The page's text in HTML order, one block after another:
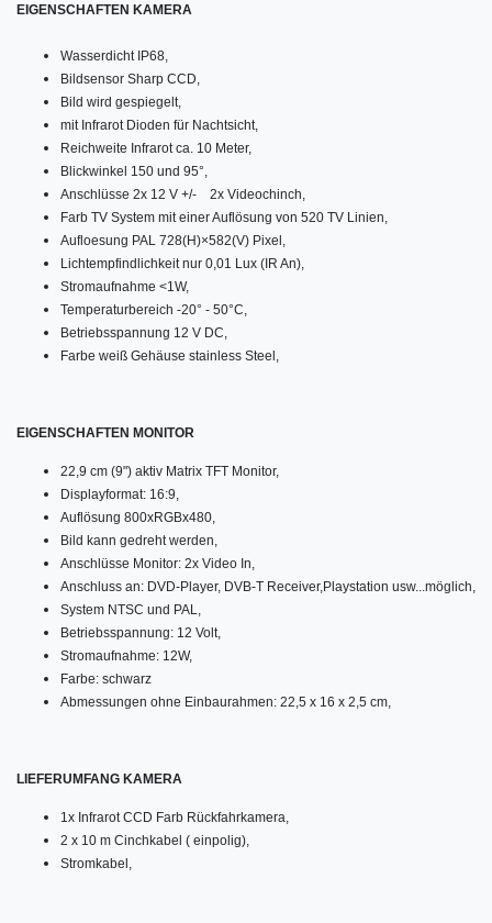
EIGENSCHAFTEN KAMERA
Wasserdicht IP68,
Bildsensor Sharp CCD,
Bild wird gespiegelt,
mit Infrarot Dioden für Nachtsicht,
Reichweite Infrarot ca. 10 Meter,
Blickwinkel 150 und 95°,
Anschlüsse 2x 12 V +/- 2x Videochinch,
Farb TV System mit einer Auflösung von 520 TV Linien,
Aufloesung PAL 728(H)×582(V) Pixel,
Lichtempfindlichkeit nur 0,01 Lux (IR An),
Stromaufnahme <1W,
Temperaturbereich -20° - 50°C,
Betriebsspannung 12 V DC,
Farbe weiß Gehäuse stainless Steel,
EIGENSCHAFTEN MONITOR
22,9 cm (9") aktiv Matrix TFT Monitor,
Displayformat: 16:9,
Auflösung 800xRGBx480,
Bild kann gedreht werden,
Anschlüsse Monitor: 2x Video In,
Anschluss an: DVD-Player, DVB-T Receiver,Playstation usw...möglich,
System NTSC und PAL,
Betriebsspannung: 12 Volt,
Stromaufnahme: 12W,
Farbe: schwarz
Abmessungen ohne Einbaurahmen: 22,5 x 16 x 2,5 cm,
LIEFERUMFANG KAMERA
1x Infrarot CCD Farb Rückfahrkamera,
2 x 10 m Cinchkabel ( einpolig),
Stromkabel,